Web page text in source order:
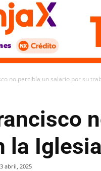
no percibía un salario por su
la
abril, 2025